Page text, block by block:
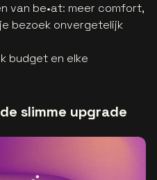
van be•at: meer comfort,
bezoek onvergetelijk
budget en elke
slimme upgrade